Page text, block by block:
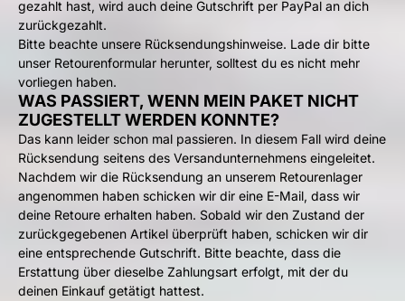
gezahlt hast, wird auch deine Gutschrift per PayPal an dich
zurückgezahlt.
Bitte beachte unsere Rücksendungshinweise. Lade dir bitte
unser Retourenformular herunter, solltest du es nicht mehr
vorliegen haben.
WAS PASSIERT, WENN MEIN PAKET NICHT
ZUGESTELLT WERDEN KONNTE?
Das kann leider schon mal passieren. In diesem Fall wird deine
Rücksendung seitens des Versandunternehmens eingeleitet.
Nachdem wir die Rücksendung an unserem Retourenlager
angenommen haben schicken wir dir eine E-Mail, dass wir
deine Retoure erhalten haben. Sobald wir den Zustand der
zurückgegebenen Artikel überprüft haben, schicken wir dir
eine entsprechende Gutschrift. Bitte beachte, dass die
Erstattung über dieselbe Zahlungsart erfolgt, mit der du
deinen Einkauf getätigt hattest.